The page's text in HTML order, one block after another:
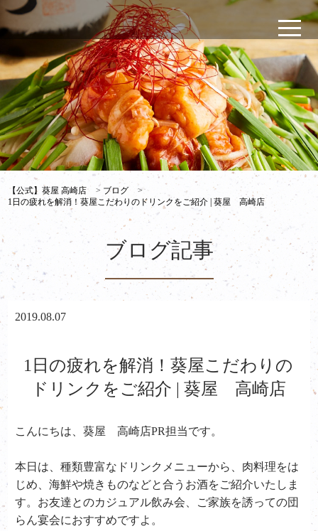
【公式】葵屋 高崎店 > ブログ
>
1日の疲れを解消！葵屋こだわりのドリンクをご紹介 | 葵屋 高崎店
ブログ記事
2019.08.07
1日の疲れを解消！葵屋こだわりの
ドリンクをご紹介 | 葵屋 高崎店
こんにちは、葵屋 高崎店PR担当です。
本日は、種類豊富なドリンクメニューから、肉料理をは
じめ、海鮮や焼きものなどと合うお酒をご紹介いたしま
す。お友達とのカジュアル飲み会、ご家族を誘っての団
らん宴会におすすめですよ。